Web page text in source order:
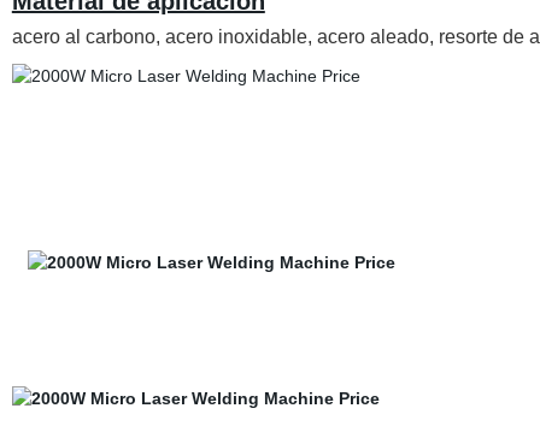
acero al carbono, acero inoxidable, acero aleado, resorte de